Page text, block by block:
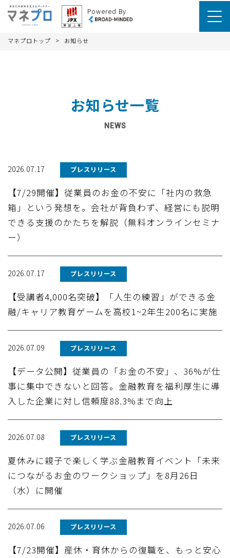
Powered By
マネプロトップ > お知らせ
お知らせ一覧
NEWS
2026.07.17 プレスリリース
【7/29開催】従業員のお金の不安に「社内の救急
箱」という発想を。会社が背負わず、経営にも説明
できる支援のかたちを解説（無料オンラインセミナ
ー）
2026.07.17 プレスリリース
【受講者4,000名突破】「人生の練習」ができる金
融/キャリア教育ゲームを高校1~2年生200名に実施
2026.07.09 プレスリリース
【データ公開】従業員の「お金の不安」、36%が仕
事に集中できないと回答。金融教育を福利厚生に導
入した企業に対し信頼度88.3%まで向上
2026.07.08 プレスリリース
夏休みに親子で楽しく学ぶ金融教育イベント「未来
につながるお金のワークショップ」を8月26日
（水）に開催
2026.07.06 プレスリリース
【7/23開催】産休・育休からの復職を、もっと安心